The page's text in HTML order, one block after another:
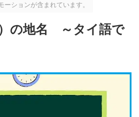
ションが含まれています。
の地名 ～タイ語で